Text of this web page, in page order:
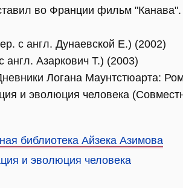
во Франции фильм "Канава".
с англ. Дунаевской Е.) (2002)
Азаркович Т.) (2003)
Логана Маунтстюарта:
и эволюция человека
библиотека Айзека Азимова
и эволюция человека